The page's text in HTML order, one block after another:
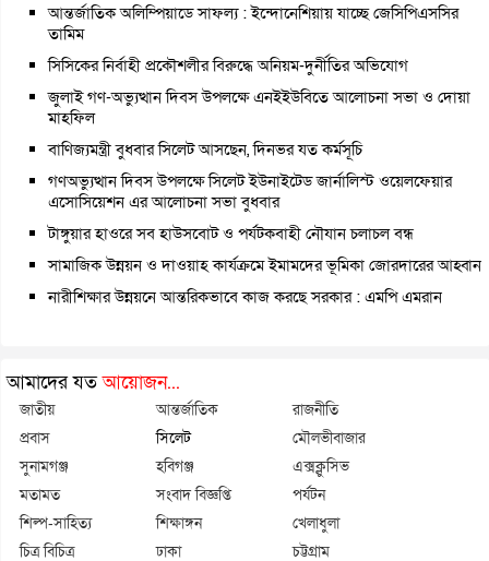
আন্তর্জাতিক অলিম্পিয়াডে সাফল্য : ইন্দোনেশিয়ায় যাচ্ছে জেসিপিএসসির
তামিম
সিসিকের নির্বাহী প্রকৌশলীর বিরুদ্ধে অনিয়ম-দুর্নীতির অভিযোগ
জুলাই গণ-অভ্যুত্থান দিবস উপলক্ষে এনইইউবিতে আলোচনা সভা ও দোয়া
মাহফিল
বাণিজ্যমন্ত্রী বুধবার সিলেট আসছেন, দিনভর যত কর্মসূচি
গণঅভ্যুত্থান দিবস উপলক্ষে সিলেট ইউনাইটেড জার্নালিস্ট ওয়েলফেয়ার
এসোসিয়েশন এর আলোচনা সভা বুধবার
টাঙ্গুয়ার হাওরে সব হাউসবোট ও পর্যটকবাহী নৌযান চলাচল বন্ধ
সামাজিক উন্নয়ন ও দাওয়াহ কার্যক্রমে ইমামদের ভূমিকা জোরদারের আহ্বান
নারীশিক্ষার উন্নয়নে আন্তরিকভাবে কাজ করছে সরকার : এমপি এমরান
আমাদের যতআয়োজন...
জাতীয় আন্তর্জাতিক
রাজনীতি
প্রবাস
সিলেট
মৌলভীবাজার
সুনামগঞ্জ
হবিগঞ্জ
এক্সক্লুসিভ
মতামত
সংবাদ বিজ্ঞপ্তি
পর্যটন
শিল্প-সাহিত্য
শিক্ষাঙ্গন
খেলাধুলা
চিত্র বিচিত্র
ঢাকা
চট্টগ্রাম